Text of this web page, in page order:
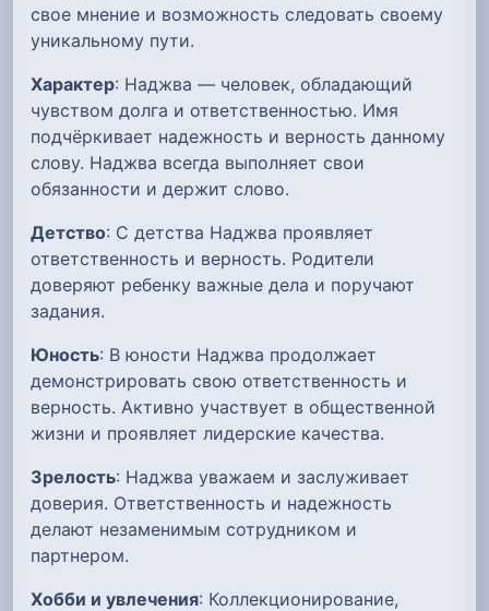
свое мнение и возможность следовать своему
уникальному пути.
Характер: Наджва — человек, обладающий
чувством долга и ответственностью. Имя
подчёркивает надежность и верность данному
слову. Наджва всегда выполняет свои
обязанности и держит слово.
Детство: С детства Наджва проявляет
ответственность и верность. Родители
доверяют ребенку важные дела и поручают
задания.
Юность: В юности Наджва продолжает
демонстрировать свою ответственность и
верность. Активно участвует в общественной
жизни и проявляет лидерские качества.
Зрелость: Наджва уважаем и заслуживает
доверия. Ответственность и надежность
делают незаменимым сотрудником и
партнером.
Хобби и увлечения: Коллекционирование,